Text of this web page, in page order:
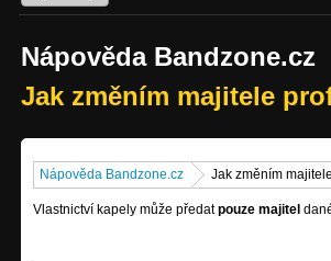
Nápověda Bandzone.cz
Jak změním majitele
Nápověda Bandzone.cz Jak změním
Vlastnictví kapely může předatpouze majitel